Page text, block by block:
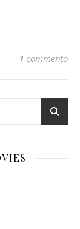
1 commento